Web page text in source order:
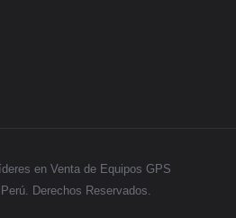
en Venta de Equipos GPS
Derechos Reservados.